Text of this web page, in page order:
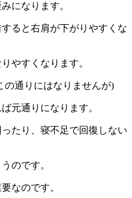
になります。
ると右肩が下がりやすくな
やすくなります。
の通りにはなりませんが)
元通りになります。
たり、寝不足で回復しない
のです。
なのです。